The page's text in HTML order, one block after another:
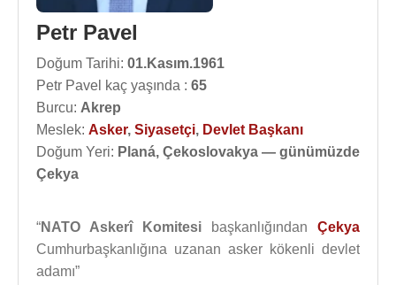
Petr Pavel
Doğum Tarihi: 01.Kasım.1961
Petr Pavel kaç yaşında : 65
Burcu: Akrep
Meslek: Asker, Siyasetçi, Devlet Başkanı
Doğum Yeri: Planá, Çekoslovakya — günümüzde
Çekya
“NATO Askerî Komitesi başkanlığından Çekya
Cumhurbaşkanlığına uzanan asker kökenli devlet
adamı”